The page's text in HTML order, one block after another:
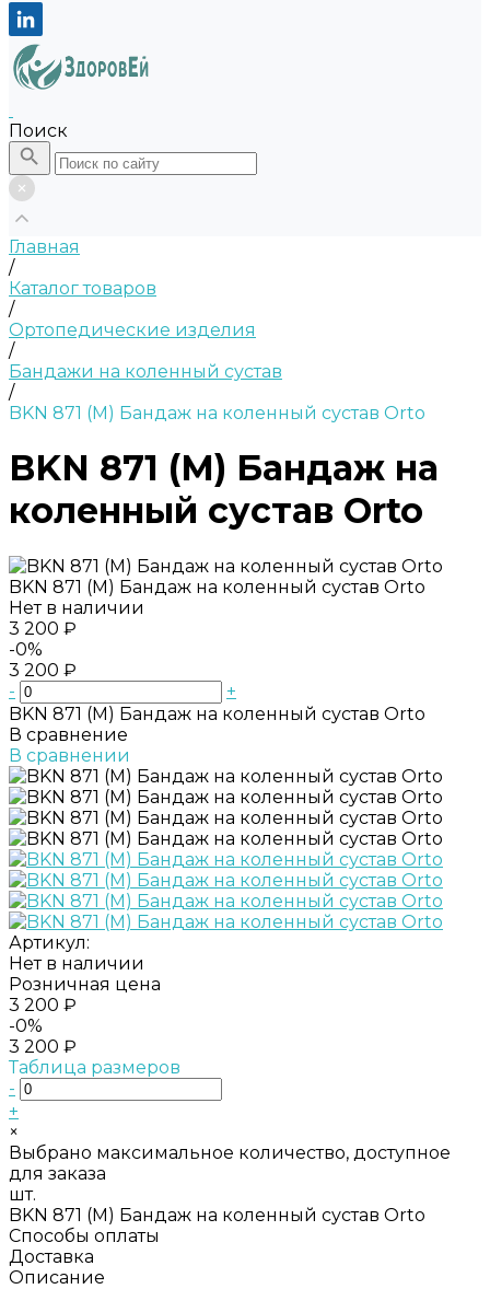
Поиск
Главная
/
Каталог товаров
/
Ортопедические изделия
/
Бандажи на коленный сустав
/
BKN 871 (M) Бандаж на коленный сустав Orto
BKN 871 (M) Бандаж на
коленный сустав Orto
BKN 871 (M) Бандаж на коленный сустав Orto
Нет в наличии
3 200 ₽
-0%
3 200 ₽
-
+
BKN 871 (M) Бандаж на коленный сустав Orto
В сравнение
В сравнении
Артикул:
Нет в наличии
Розничная цена
3 200 ₽
-0%
3 200 ₽
Таблица размеров
-
+
×
Выбрано максимальное количество, доступное
для заказа
шт.
BKN 871 (M) Бандаж на коленный сустав Orto
Способы оплаты
Доставка
Описание